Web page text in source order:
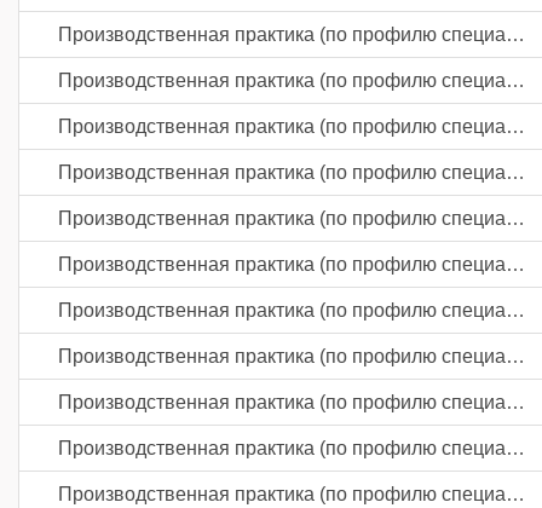
Производственная практика (по профилю специальности)
Производственная практика (по профилю специальности)
Производственная практика (по профилю специальности)
Производственная практика (по профилю специальности)
Производственная практика (по профилю специальности)
Производственная практика (по профилю специальности)
Производственная практика (по профилю специальности)
Производственная практика (по профилю специальности)
Производственная практика (по профилю специальности)
Производственная практика (по профилю специальности)
Производственная практика (по профилю специальности)